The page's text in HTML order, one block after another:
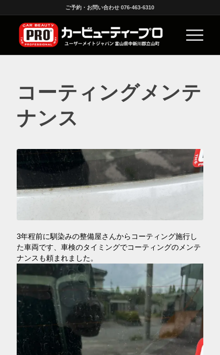
ご予約・お問い合わせ 076-463-6310
コーティングメンテ
ナンス
3年程前に馴染みの整備屋さんからコーティング施行し
た車両です、車検のタイミングでコーティングのメンテ
ナンスも頼まれました。